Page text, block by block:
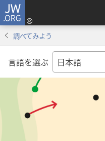
JW.ORG
調べてみよう
言語を選ぶ